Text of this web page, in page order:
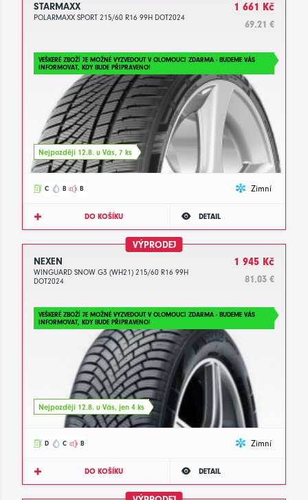
STARMAXX
POLARMAXX SPORT 215/60 R16 99H DOT2024
1 661 Kč
69.21 €
VEŠKERÉ ZBOŽÍ JE MOŽNÉ VYZVEDOUT V OLOMOUCI ZDARMA - BUDEME VÁS
INFORMOVAT, KDY BUDE PŘIPRAVENO!
Nejpozději 12.8. u Vás, 7 ks
C B B Zimní
DO KOŠÍKU DETAIL
VÝPRODEJ
NEXEN
WINGUARD SNOW G3 (WH21) 215/60 R16 99H
DOT2024
1 945 Kč
81.03 €
VEŠKERÉ ZBOŽÍ JE MOŽNÉ VYZVEDOUT V OLOMOUCI ZDARMA - BUDEME VÁS
INFORMOVAT, KDY BUDE PŘIPRAVENO!
Nejpozději 12.8. u Vás, jen 4 ks
D C B Zimní
DO KOŠÍKU DETAIL